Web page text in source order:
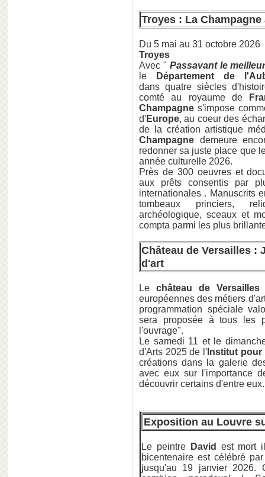
Troyes : La
Du 5 mai au 31 octobre 2026
Troyes
Avec " Passavant le
le
Département de
dans quatre siècles
comté au royaume de
Champagne s'impose
d'Europe, au coeur des
de la création artistique
Champagne demeure
redonner sa juste place que
année culturelle 2026.
Près de 300 oeuvres et
aux prêts consentis par
internationales . Manuscrits
tombeaux princiers,
archéologique, sceaux et
compta parmi les plus
Château de Versailles :
d'art
Le château de Versailles
européennes des métiers
programmation spéciale
sera proposée à tous les
l'ouvrage".
Le samedi 11 et le
d'Arts 2025 de l' Institut
créations dans la galerie
avec eux sur l'importance
découvrir certains d'entre eux.
Exposition au Louvre
Le peintre David
est mort
bicentenaire est célébré
jusqu'au 19 janvier 2026.